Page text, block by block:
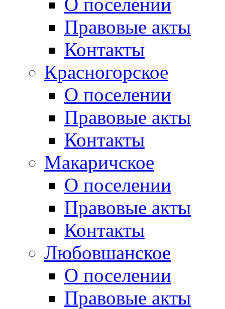
Правовые акты
Контакты
Красногорское
О поселении
Правовые акты
Контакты
Макаричское
О поселении
Правовые акты
Контакты
Любовшанское
О поселении
Правовые акты